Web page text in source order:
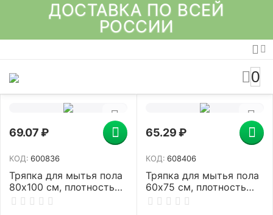
ДОСТАВКА ПО ВСЕЙ
РОССИИ
0
69.07 ₽
КОД: 600836
Тряпка для мытья пола
80х100 см, плотность
180 г/м2, ХПП, 80%
65.29 ₽
КОД: 608406
Тряпка для мытья пола
60х75 см, плотность
260 г/м2, ХПП, серая в